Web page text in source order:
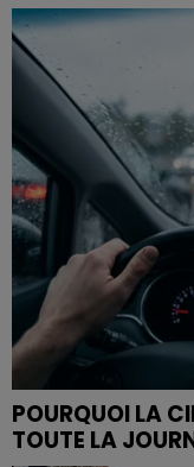
POURQUOI LA
TOUTE LA